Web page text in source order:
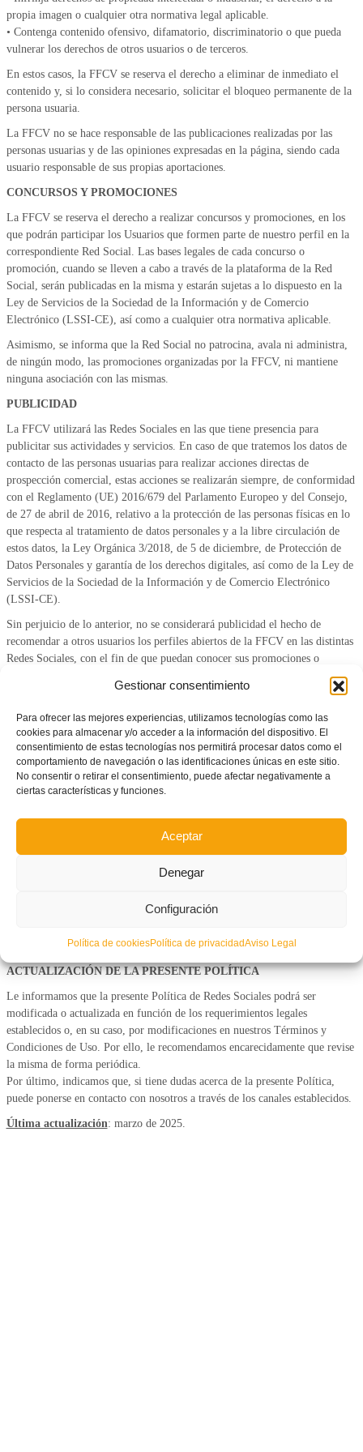
Gestionar consentimiento
Para ofrecer las mejores experiencias, utilizamos tecnologías como las
cookies para almacenar y/o acceder a la información del dispositivo. El
consentimiento de estas tecnologías nos permitirá procesar datos como el
comportamiento de navegación o las identificaciones únicas en este sitio.
No consentir o retirar el consentimiento, puede afectar negativamente a
ciertas características y funciones.
Aceptar
Denegar
Configuración
Política de cookiesPolítica de privacidadAviso Legal
propia imagen o cualquier otra normativa legal aplicable.
• Contenga contenido ofensivo, difamatorio, discriminatorio o que pueda
vulnerar los derechos de otros usuarios o de terceros.
En estos casos, la FFCV se reserva el derecho a eliminar de inmediato el
contenido y, si lo considera necesario, solicitar el bloqueo permanente de la
persona usuaria.
La FFCV no se hace responsable de las publicaciones realizadas por las
personas usuarias y de las opiniones expresadas en la página, siendo cada
usuario responsable de sus propias aportaciones.
CONCURSOS Y PROMOCIONES
La FFCV se reserva el derecho a realizar concursos y promociones, en los
que podrán participar los Usuarios que formen parte de nuestro perfil en la
correspondiente Red Social. Las bases legales de cada concurso o
promoción, cuando se lleven a cabo a través de la plataforma de la Red
Social, serán publicadas en la misma y estarán sujetas a lo dispuesto en la
Ley de Servicios de la Sociedad de la Información y de Comercio
Electrónico (LSSI-CE), así como a cualquier otra normativa aplicable.
Asimismo, se informa que la Red Social no patrocina, avala ni administra,
de ningún modo, las promociones organizadas por la FFCV, ni mantiene
ninguna asociación con las mismas.
PUBLICIDAD
La FFCV utilizará las Redes Sociales en las que tiene presencia para
publicitar sus actividades y servicios. En caso de que tratemos los datos de
contacto de las personas usuarias para realizar acciones directas de
prospección comercial, estas acciones se realizarán siempre, de conformidad
con el Reglamento (UE) 2016/679 del Parlamento Europeo y del Consejo,
de 27 de abril de 2016, relativo a la protección de las personas físicas en lo
que respecta al tratamiento de datos personales y a la libre circulación de
estos datos, la Ley Orgánica 3/2018, de 5 de diciembre, de Protección de
Datos Personales y garantía de los derechos digitales, así como de la Ley de
Servicios de la Sociedad de la Información y de Comercio Electrónico
(LSSI-CE).
Sin perjuicio de lo anterior, no se considerará publicidad el hecho de
recomendar a otros usuarios los perfiles abiertos de la FFCV en las distintas
Redes Sociales, con el fin de que puedan conocer sus promociones o
Para garantizar la transparencia y el acceso a la información, a continuación,
proporcionamos los enlaces a las políticas de privacidad de las redes sociales
en las que la FFCV tiene presencia:
• Instagram:https://about.instagram.com/es-
• Facebook: https://es-es.facebook.com/privacy/policy/
• YouTube:https://www.youtube.com/intl/ALL_es/howyoutubeworks/our-
commitments/protectinguser-data/
• Mastodon: https://mastodon.social/privacy-policy
su información y qué opciones de configuración tiene a su disposición.
ACTUALIZACIÓN DE LA PRESENTE POLÍTICA
Le informamos que la presente Política de Redes Sociales podrá ser
modificada o actualizada en función de los requerimientos legales
establecidos o, en su caso, por modificaciones en nuestros Términos y
Condiciones de Uso. Por ello, le recomendamos encarecidamente que revise
la misma de forma periódica.
Por último, indicamos que, si tiene dudas acerca de la presente Política,
puede ponerse en contacto con nosotros a través de los canales establecidos.
Última actualización: marzo de 2025.